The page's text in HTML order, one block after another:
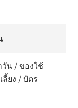
วัน / ของใช้
ยง / บัตร